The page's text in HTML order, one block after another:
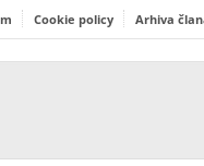
Cookie policy Arhiva